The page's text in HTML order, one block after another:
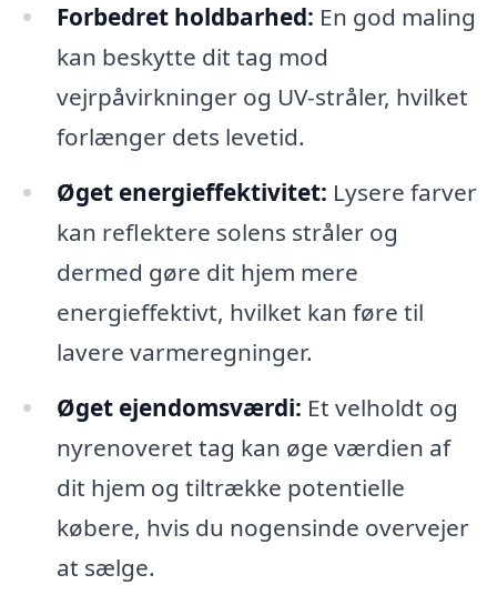
Forbedret holdbarhed: En god maling
kan beskytte dit tag mod
vejrpåvirkninger og UV-stråler, hvilket
forlænger dets levetid.
Øget energieffektivitet: Lysere farver
kan reflektere solens stråler og
dermed gøre dit hjem mere
energieffektivt, hvilket kan føre til
lavere varmeregninger.
Øget ejendomsværdi: Et velholdt og
nyrenoveret tag kan øge værdien af
dit hjem og tiltrække potentielle
købere, hvis du nogensinde overvejer
at sælge.